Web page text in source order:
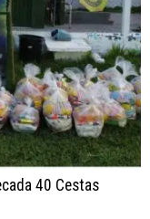
40 Cestas